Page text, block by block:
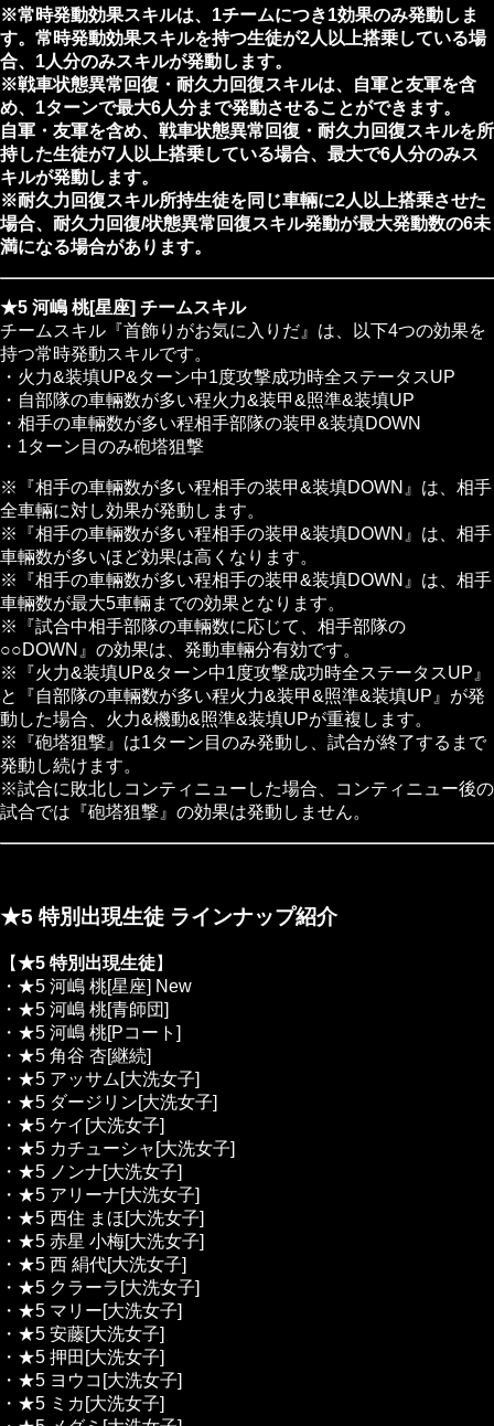
※常時発動効果スキルは、1チームにつき1効果のみ発動しま
す。常時発動効果スキルを持つ生徒が2人以上搭乗している場
合、1人分のみスキルが発動します。
※戦車状態異常回復・耐久力回復スキルは、自軍と友軍を含
め、1ターンで最大6人分まで発動させることができます。
自軍・友軍を含め、戦車状態異常回復・耐久力回復スキルを所
持した生徒が7人以上搭乗している場合、最大で6人分のみス
キルが発動します。
※耐久力回復スキル所持生徒を同じ車輛に2人以上搭乗させた
場合、耐久力回復/状態異常回復スキル発動が最大発動数の6未
満になる場合があります。
★5 河嶋 桃[星座] チームスキル
チームスキル『首飾りがお気に入りだ』は、以下4つの効果を
持つ常時発動スキルです。
・火力&装填UP&ターン中1度攻撃成功時全ステータスUP
・自部隊の車輛数が多い程火力&装甲&照準&装填UP
・相手の車輛数が多い程相手部隊の装甲&装填DOWN
・1ターン目のみ砲塔狙撃
※『相手の車輛数が多い程相手の装甲&装填DOWN』は、相手
全車輛に対し効果が発動します。
※『相手の車輛数が多い程相手の装甲&装填DOWN』は、相手
車輛数が多いほど効果は高くなります。
※『相手の車輛数が多い程相手の装甲&装填DOWN』は、相手
車輛数が最大5車輛までの効果となります。
※『試合中相手部隊の車輛数に応じて、相手部隊の
○○DOWN』の効果は、発動車輛分有効です。
※『火力&装填UP&ターン中1度攻撃成功時全ステータスUP』
と『自部隊の車輛数が多い程火力&装甲&照準&装填UP』が発
動した場合、火力&機動&照準&装填UPが重複します。
※『砲塔狙撃』は1ターン目のみ発動し、試合が終了するまで
発動し続けます。
※試合に敗北しコンティニューした場合、コンティニュー後の
試合では『砲塔狙撃』の効果は発動しません。
★5 特別出現生徒 ラインナップ紹介
【★5 特別出現生徒】
・★5 河嶋 桃[星座] New
・★5 河嶋 桃[青師団]
・★5 河嶋 桃[Pコート]
・★5 角谷 杏[継続]
・★5 アッサム[大洗女子]
・★5 ダージリン[大洗女子]
・★5 ケイ[大洗女子]
・★5 カチューシャ[大洗女子]
・★5 ノンナ[大洗女子]
・★5 アリーナ[大洗女子]
・★5 西住 まほ[大洗女子]
・★5 赤星 小梅[大洗女子]
・★5 西 絹代[大洗女子]
・★5 クラーラ[大洗女子]
・★5 マリー[大洗女子]
・★5 安藤[大洗女子]
・★5 押田[大洗女子]
・★5 ヨウコ[大洗女子]
・★5 ミカ[大洗女子]